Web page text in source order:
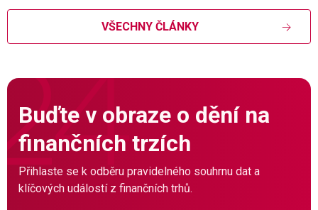
VŠECHNY ČLÁNKY
Buďte v obraze o dění na
finančních trzích
Přihlaste se k odběru pravidelného souhrnu dat a
klíčových událostí z finančních trhů.